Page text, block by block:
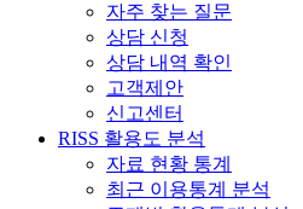
자주 찾는 질문
상담 신청
상담 내역 확인
고객제안
신고센터
RISS 활용도 분석
자료 현황 통계
최근 이용통계 분석